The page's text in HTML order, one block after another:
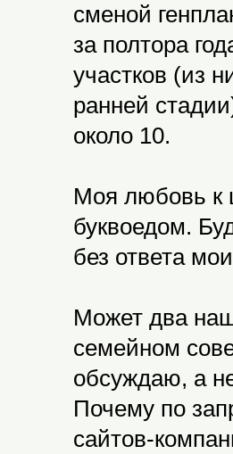
сменой
за полтора
участков (из
ранней
около 10.
Моя любовь к
буквоедом.
без ответа
Может два
семейном
обсуждаю, а
Почему по
сайтов-